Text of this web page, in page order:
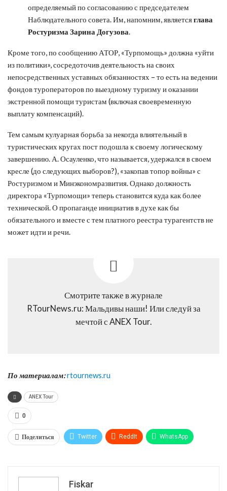
определяемый по согласованию с председателем
Наблюдательного совета. Им, напомним, являетсяглава
Ростуризма Зарина Догузова.
Кроме того, по сообщению АТОР, «Турпомощь» должна «уйти
из политики», сосредоточив деятельность на своих
непосредственных уставных обязанностях – то есть на ведении
фондов туроператоров по выездному туризму и оказании
экстренной помощи туристам (включая своевременную
выплату компенсаций).
Тем самым кулуарная борьба за некогда влиятельный в
туристических кругах пост подошла к своему логическому
завершению. А. Осауленко, что называется, удержался в своем
кресле (до следующих выборов?), «закопав топор войны» с
Ростуризмом и Минэкономразвития. Однако должность
директора «Турпомощи» теперь становится куда как более
технической. О пропаганде инициатив в духе как бы
обязательного и вместе с тем платного реестра турагентств не
может идти и речи.
Смотрите также в журнале
RTourNews.ru: Мальдивы наши! Или следуй за
мечтой с ANEX Tour.
По материалам:rtournews.ru
ANEX Tour
0
Поделиться Twitter ReddIt WhatsApp
Fiskar